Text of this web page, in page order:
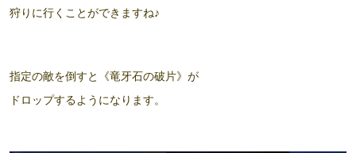
狩りに行くことができますね♪
指定の敵を倒すと《竜牙石の破片》が
ドロップするようになります。